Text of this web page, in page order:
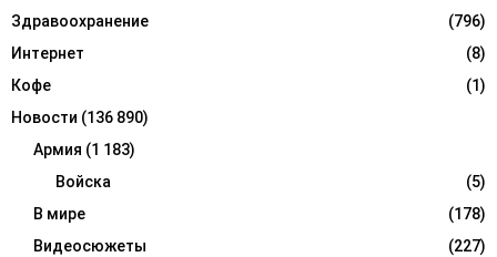
Здравоохранение
(796)
Интернет
(8)
Кофе
(1)
Новости (136 890)
Армия (1 183)
Войска
(5)
В мире
(178)
Видеосюжеты
(227)